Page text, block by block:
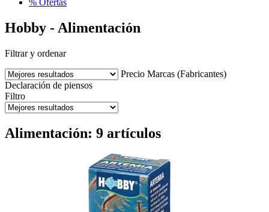
% Ofertas
Hobby - Alimentación
Filtrar y ordenar
Precio Marcas (Fabricantes)
Declaración de piensos
Filtro
Alimentación: 9 artículos